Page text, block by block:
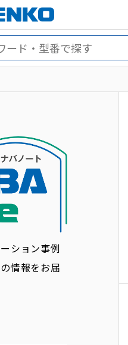
ション事例
情報をお届